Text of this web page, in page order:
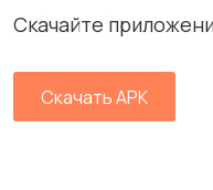
Скачайте
Скачать APK